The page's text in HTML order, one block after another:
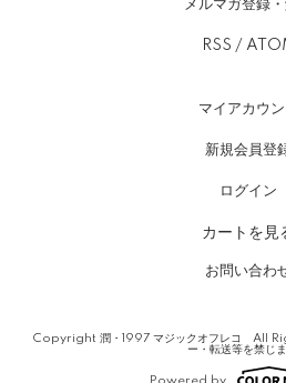
メルマガ登録
RSS /
マイアカウン
新規会員登
ログイン
カートを見
お問い合わ
Copyright 潤・1997 マジックオフレコ All
ー・転送等を禁じま